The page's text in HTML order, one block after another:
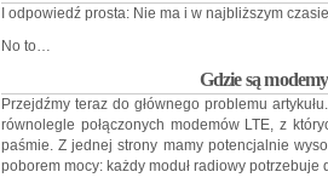
I odpowiedź prosta: Nie ma i w najbliższym
No to…
Gdzie są
Przejdźmy teraz do głównego problemu
równolegle połączonych modemów LTE, z
paśmie. Z jednej strony mamy potencjalnie
poborem mocy: każdy moduł radiowy potrzebuje